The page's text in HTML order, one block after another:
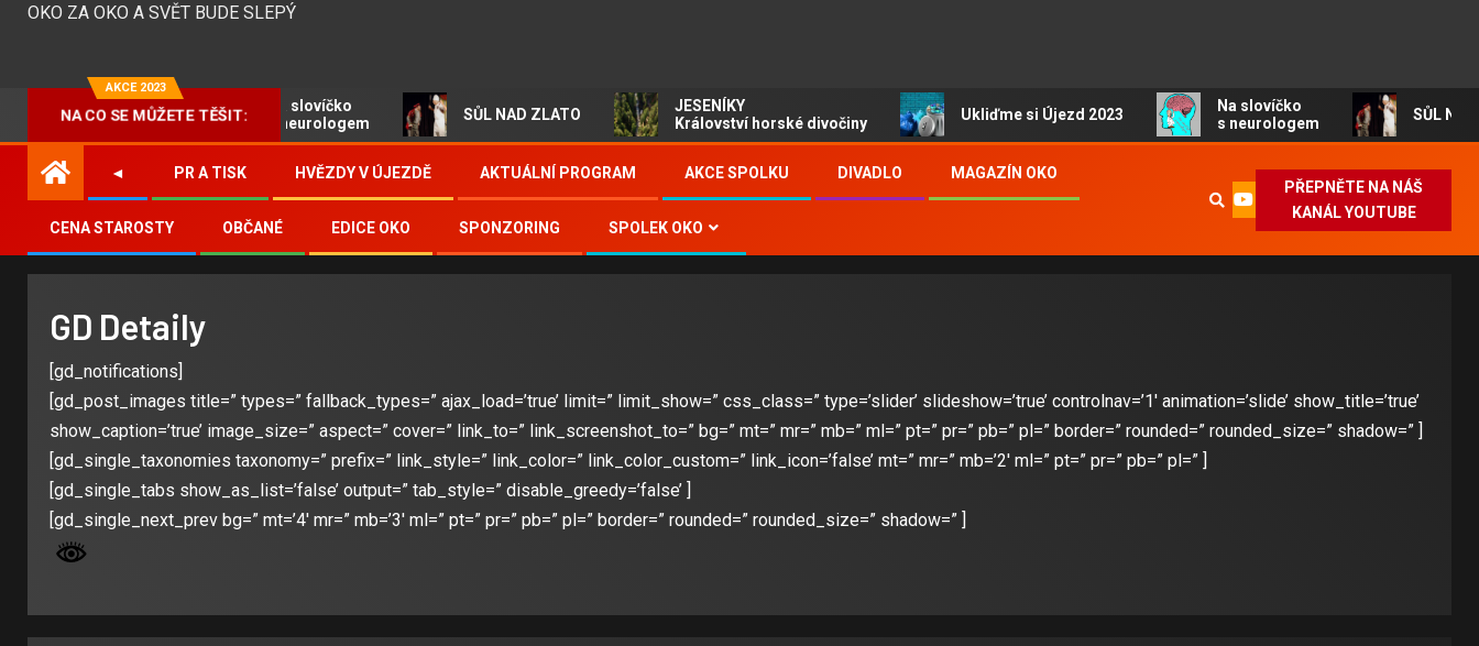
OKO ZA OKO A SVĚT BUDE SLEPÝ
AKCE 2023
NA CO SE MŮŽETE TĚŠIT:
Na slovíčko
s neurologem
SŮL NAD ZLATO
JESENÍKY
Království horské divočiny
Ukliďme si Újezd 2023
Na slovíčko
s neurologem
SŮL NAD
◄ PR A TISK HVĚZDY V ÚJEZDĚ AKTUÁLNÍ PROGRAM AKCE SPOLKU DIVADLO MAGAZÍN OKO
CENA STAROSTY OBČANÉ EDICE OKO SPONZORING SPOLEK OKO
PŘEPNĚTE NA NÁŠ
KANÁL YOUTUBE
GD Detaily
[gd_notifications]
[gd_post_images title=” types=” fallback_types=” ajax_load=’true’ limit=” limit_show=” css_class=” type=’slider’ slideshow=’true’ controlnav=’1′ animation=’slide’ show_title=’true’
show_caption=’true’ image_size=” aspect=” cover=” link_to=” link_screenshot_to=” bg=” mt=” mr=” mb=” ml=” pt=” pr=” pb=” pl=” border=” rounded=” rounded_size=” shadow=” ]
[gd_single_taxonomies taxonomy=” prefix=” link_style=” link_color=” link_color_custom=” link_icon=’false’ mt=” mr=” mb=’2′ ml=” pt=” pr=” pb=” pl=” ]
[gd_single_tabs show_as_list=’false’ output=” tab_style=” disable_greedy=’false’ ]
[gd_single_next_prev bg=” mt=’4′ mr=” mb=’3′ ml=” pt=” pr=” pb=” pl=” border=” rounded=” rounded_size=” shadow=” ]